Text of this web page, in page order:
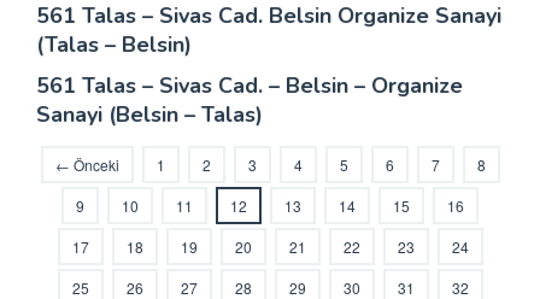
561 Talas – Sivas Cad. Belsin Organize Sanayi
(Talas – Belsin)
561 Talas – Sivas Cad. – Belsin – Organize
Sanayi (Belsin – Talas)
← Önceki 1 2 3 4 5 6 7
8
9
10 11 12 13 14 15
16
17
18 19 20 21 22 23
24
25
26 27 28 29 30 31
32